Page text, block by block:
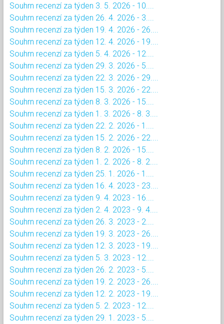
Souhrn recenzí za týden 3. 5. 2026 - 10....
Souhrn recenzí za týden 26. 4. 2026 - 3....
Souhrn recenzí za týden 19. 4. 2026 - 26....
Souhrn recenzí za týden 12. 4. 2026 - 19....
Souhrn recenzí za týden 5. 4. 2026 - 12....
Souhrn recenzí za týden 29. 3. 2026 - 5....
Souhrn recenzí za týden 22. 3. 2026 - 29....
Souhrn recenzí za týden 15. 3. 2026 - 22....
Souhrn recenzí za týden 8. 3. 2026 - 15....
Souhrn recenzí za týden 1. 3. 2026 - 8. 3....
Souhrn recenzí za týden 22. 2. 2026 - 1....
Souhrn recenzí za týden 15. 2. 2026 - 22....
Souhrn recenzí za týden 8. 2. 2026 - 15....
Souhrn recenzí za týden 1. 2. 2026 - 8. 2....
Souhrn recenzí za týden 25. 1. 2026 - 1....
Souhrn recenzí za týden 16. 4. 2023 - 23....
Souhrn recenzí za týden 9. 4. 2023 - 16....
Souhrn recenzí za týden 2. 4. 2023 - 9. 4....
Souhrn recenzí za týden 26. 3. 2023 - 2....
Souhrn recenzí za týden 19. 3. 2023 - 26....
Souhrn recenzí za týden 12. 3. 2023 - 19....
Souhrn recenzí za týden 5. 3. 2023 - 12....
Souhrn recenzí za týden 26. 2. 2023 - 5....
Souhrn recenzí za týden 19. 2. 2023 - 26....
Souhrn recenzí za týden 12. 2. 2023 - 19....
Souhrn recenzí za týden 5. 2. 2023 - 12....
Souhrn recenzí za týden 29. 1. 2023 - 5....